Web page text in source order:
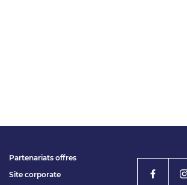
Partenariats offres
Site corporate